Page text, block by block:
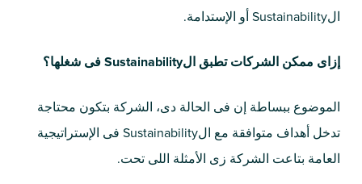
الSustainability أو الإستدامة.
إزاى ممكن الشركات تطبق الSustainability فى شغلها؟
الموضوع ببساطة إن فى الحالة دى، الشركة بتكون محتاجة
تدخل أهداف متوافقة مع الSustainability فى الإستراتيجية
العامة بتاعت الشركة زى الأمثلة اللى تحت.